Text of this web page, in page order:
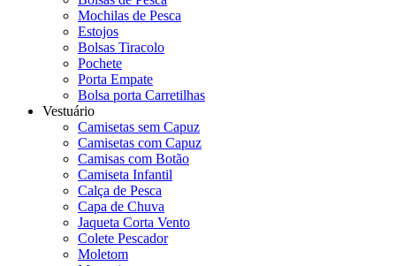
Mochilas de Pesca
Estojos
Bolsas Tiracolo
Pochete
Porta Empate
Bolsa porta Carretilhas
Vestuário
Camisetas sem Capuz
Camisetas com Capuz
Camisas com Botão
Camiseta Infantil
Calça de Pesca
Capa de Chuva
Jaqueta Corta Vento
Colete Pescador
Moletom